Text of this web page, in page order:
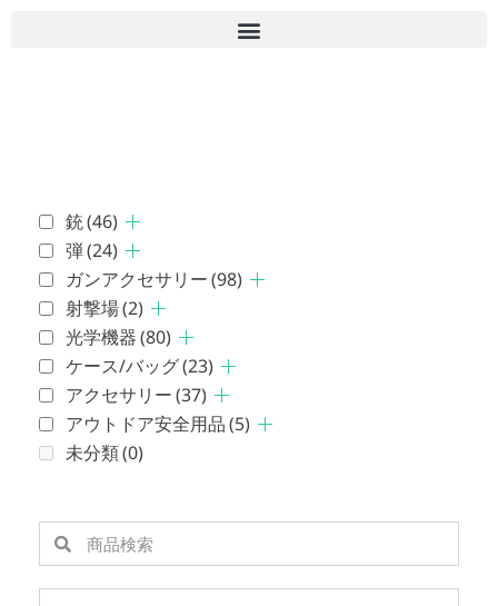
銃(46)
弾(24)
ガンアクセサリー(98)
射撃場(2)
光学機器(80)
ケース/バッグ(23)
アクセサリー(37)
アウトドア安全用品(5)
未分類(0)